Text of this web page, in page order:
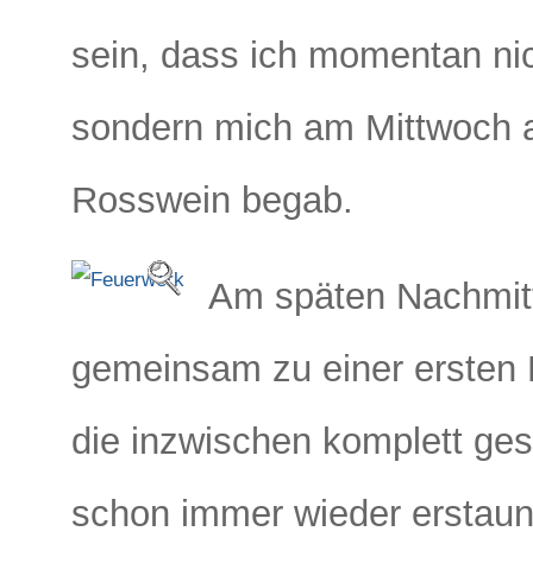
sein, dass ich momentan
sondern mich am Mittwoch
Rosswein begab.
Am späten
gemeinsam zu einer
die inzwischen komplett
schon immer wieder